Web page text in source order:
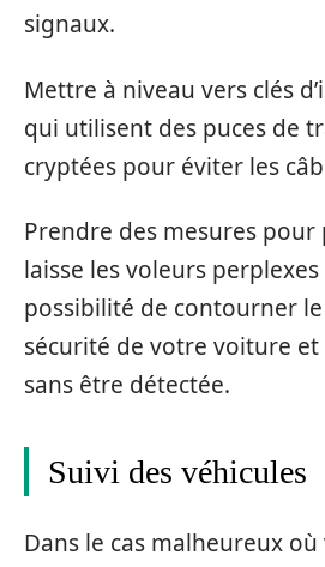
signaux.
Mettre à niveau vers clés
qui utilisent des puces de
cryptées pour éviter les
Prendre des mesures
laisse les voleurs
possibilité de contourner
sécurité de votre voiture
sans être détectée.
Suivi des véhicules
Dans le cas malheureux